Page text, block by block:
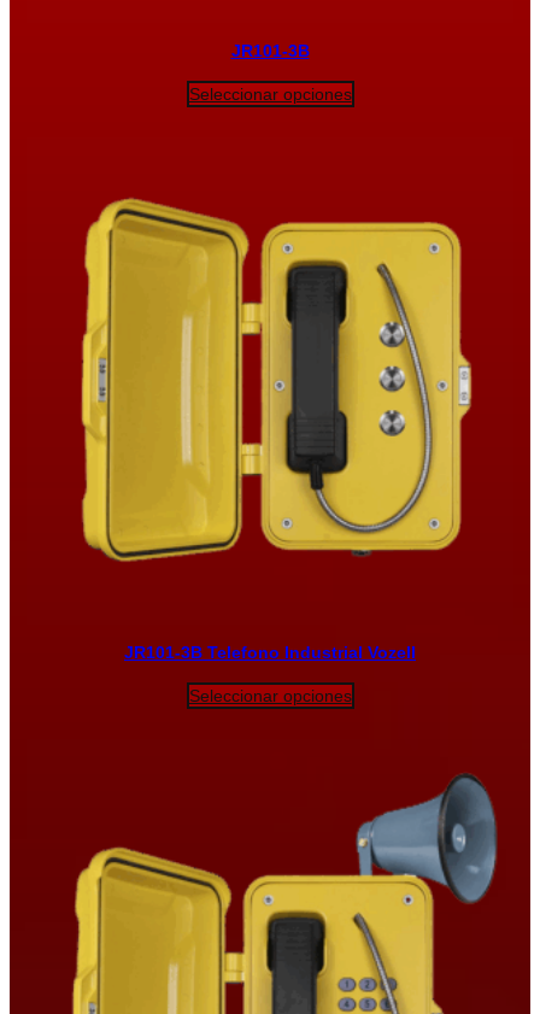
JR101-3B
Seleccionar opciones
JR101-3B Telefono Industrial Vozell
Seleccionar opciones